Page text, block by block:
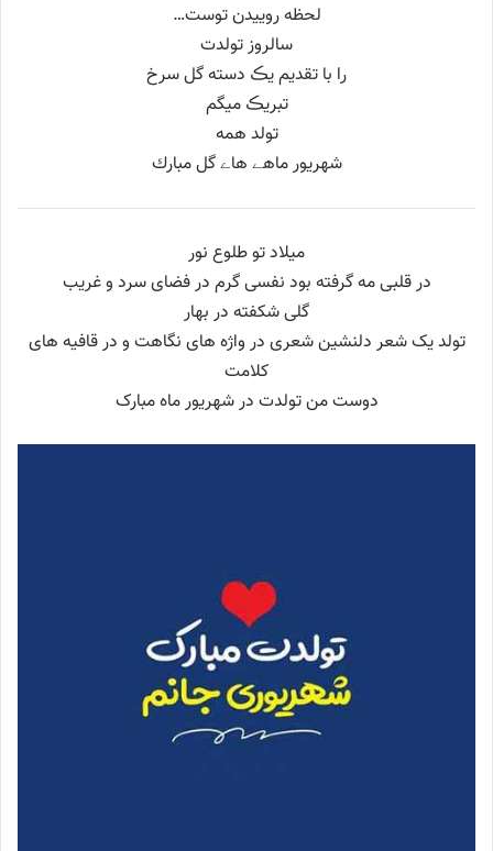
لحظه روییدن توست…
سالروز تولدت
را با تقديم يڪ دسته گل سرخ
تبريڪ ميگم
تولد همه
شهریور ماهے هاے گل مبارك
میلاد تو طلوع نور
در قلبی مه گرفته بود نفسی گرم در فضای سرد و غریب
گلی شکفته در بهار
تولد یک شعر دلنشین شعری در واژه های نگاهت و در قافیه های
کلامت
دوست من تولدت در شهریور ماه مبارک